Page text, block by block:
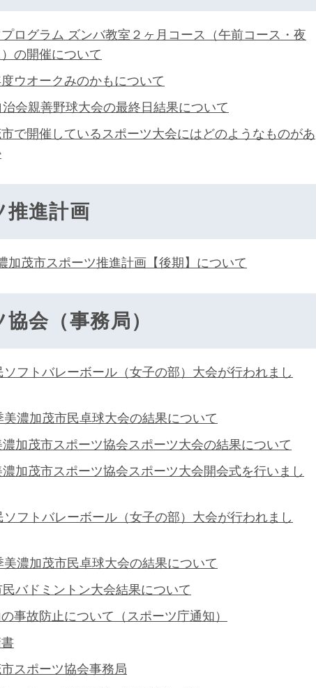
ログラム ズンバ教室２ヶ月コース（午前コース・夜
の開催について
ウオークみのかもについて
会親善野球大会の最終日結果について
で開催しているスポーツ大会にはどのようなものがあ
推進計画
加茂市スポーツ推進計画【後期】について
会（事務局）
ソフトバレーボール（女子の部）大会が行われまし
美濃加茂市民卓球大会の結果について
加茂市スポーツ協会スポーツ大会の結果について
加茂市スポーツ協会スポーツ大会開会式を行いまし
ソフトバレーボール（女子の部）大会が行われまし
美濃加茂市民卓球大会の結果について
バドミントン大会結果について
事故防止について（スポーツ庁通知）
スポーツ協会事務局